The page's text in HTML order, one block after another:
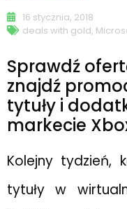
16 stycznia, 2018
deals with gold,
Sprawdź
znajdź
tytuły i
markecie
Kolejny tydzień,
tytuły w